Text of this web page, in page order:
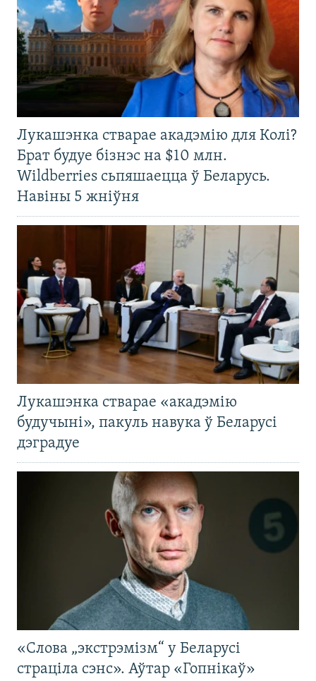
Лукашэнка стварае акадэмію для Колі?
Брат будуе бізнэс на $10 млн.
Wildberries сьпяшаецца ў Беларусь.
Навіны 5 жніўня
Лукашэнка стварае «акадэмію
будучыні», пакуль навука ў Беларусі
дэградуе
«Слова „экстрэмізм“ у Беларусі
страціла сэнс». Аўтар «Гопнікаў»